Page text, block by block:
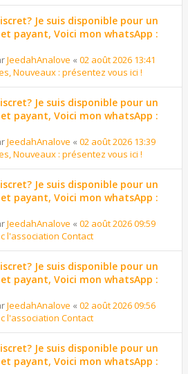
Je suis disponible pour un
payant, Voici mon whatsApp :
JeedahAnalove « 02 août 2026 13:41
Nouveaux : présentez vous ici !
Je suis disponible pour un
payant, Voici mon whatsApp :
JeedahAnalove « 02 août 2026 13:39
Nouveaux : présentez vous ici !
Je suis disponible pour un
payant, Voici mon whatsApp :
JeedahAnalove « 02 août 2026 09:59
l'association Contact
Je suis disponible pour un
payant, Voici mon whatsApp :
JeedahAnalove « 02 août 2026 09:56
l'association Contact
Je suis disponible pour un
payant, Voici mon whatsApp :